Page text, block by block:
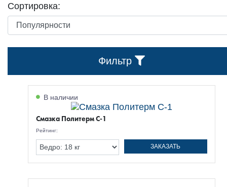
Сортировка:
Фильтр
В наличии
Смазка Политерм С-1
Рейтинг:
ЗАКАЗАТЬ